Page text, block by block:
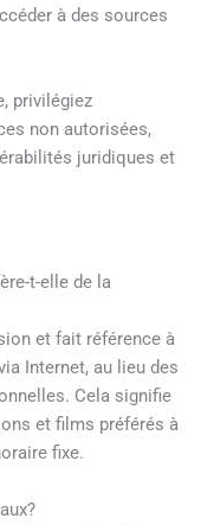
à des sources
privilégiez
non autorisées,
juridiques et
t-elle de la
et fait référence à
Internet, au lieu des
Cela signifie
et films préférés à
fixe.